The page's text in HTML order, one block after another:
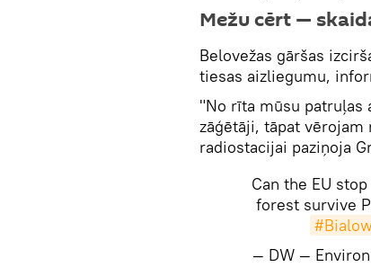
Mežu cērt —
Belovežas gāršas
tiesas aizliegumu,
"No rīta mūsu patruļas
zāģētāji, tāpat
radiostacijai paziņoja
Can the EU
forest survive
— DW —